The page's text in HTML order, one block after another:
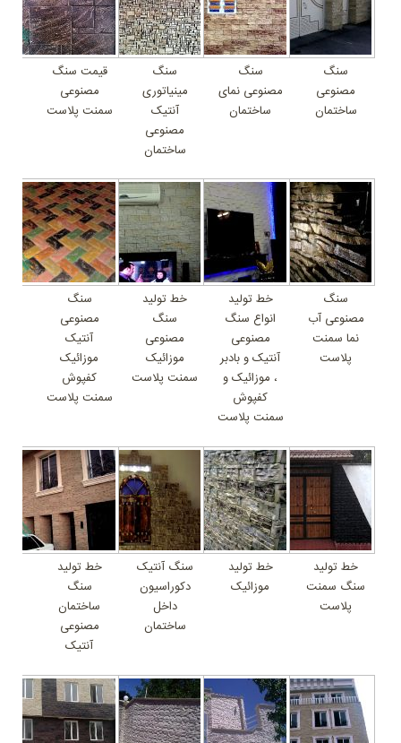
سنگ
مصنوعی
ساختمان
سنگ
مصنوعی نمای
ساختمان
سنگ
مینیاتوری
آنتیک
مصنوعی
ساختمان
قیمت سنگ
مصنوعی
سمنت پلاست
سنگ
مصنوعی آب
نما سمنت
پلاست
خط تولید
انواع سنگ
مصنوعی
آنتیک و بادبر
، موزائیک و
کفپوش
سمنت پلاست
خط تولید
سنگ
مصنوعی
موزائیک
سمنت پلاست
سنگ
مصنوعی
آنتیک
موزائیک
کفپوش
سمنت پلاست
خط تولید
سنگ سمنت
پلاست
خط تولید
موزائیک
سنگ آنتیک
دکوراسیون
داخل
ساختمان
خط تولید
سنگ
ساختمان
مصنوعی
آنتیک